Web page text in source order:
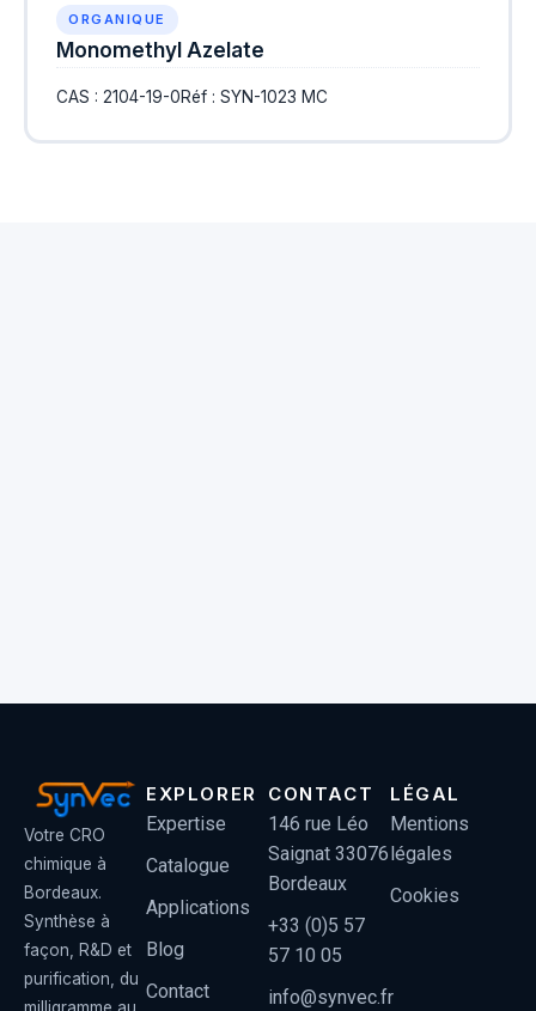
ORGANIQUE
Monomethyl Azelate
CAS : 2104-19-0Réf : SYN-1023 MC
Votre CRO
chimique à
Bordeaux.
Synthèse à
façon, R&D et
purification, du
EXPLORER
Expertise
Catalogue
Applications
Blog
Contact
CONTACT
146 rue Léo
Saignat 33076
Bordeaux
+33 (0)5 57
57 10 05
info@synvec.fr
LÉGAL
Mentions
légales
Cookies